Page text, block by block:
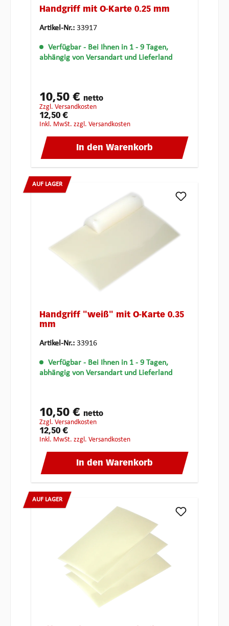
Handgriff mit Ö-Karte 0.25 mm
Artikel-Nr.: 33917
Verfügbar - Bei Ihnen in 1 - 9 Tagen,
abhängig von Versandart und Lieferland
10,50 € netto
zzgl. Versandkosten
12,50 €
inkl. MwSt. zzgl. Versandkosten
In den Warenkorb
AUF LAGER
Handgriff "weiß" mit Ö-Karte 0.35
mm
Artikel-Nr.: 33916
Verfügbar - Bei Ihnen in 1 - 9 Tagen,
abhängig von Versandart und Lieferland
10,50 € netto
zzgl. Versandkosten
12,50 €
inkl. MwSt. zzgl. Versandkosten
In den Warenkorb
AUF LAGER